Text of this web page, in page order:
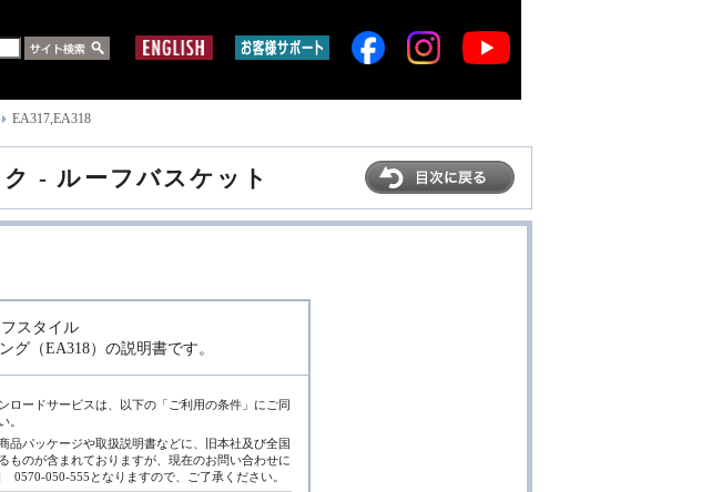
EA317,EA318
- ルーフバスケット
スタイル
グ（EA318）の説明書です。
ロードサービスは、以下の「ご利用の条件」にご同
。
品パッケージや取扱説明書などに、旧本社及び全国
ものが含まれておりますが、現在のお問い合わせに
050-555となりますので、ご了承ください。